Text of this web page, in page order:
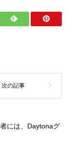
には、Daytonaグ